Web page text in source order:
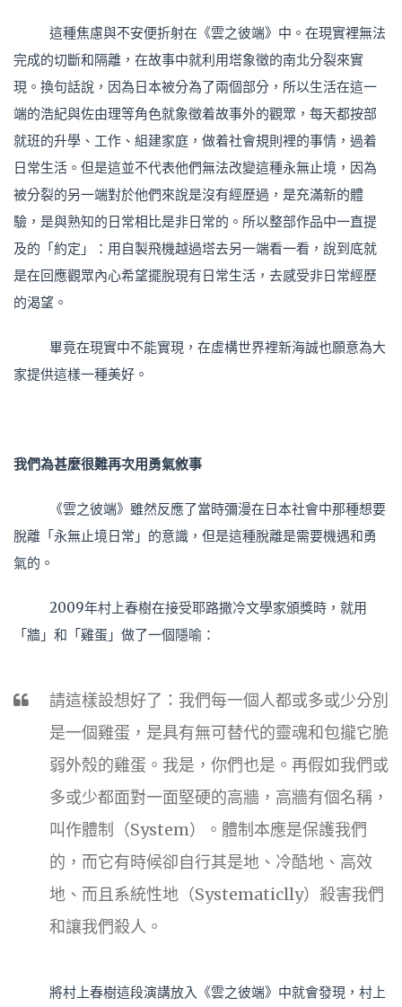
這種焦慮與不安便折射在《雲之彼端》中。在現實裡無法
完成的切斷和隔離，在故事中就利用塔象徵的南北分裂來實
現。換句話說，因為日本被分為了兩個部分，所以生活在這一
端的浩紀與佐由理等角色就象徵着故事外的觀眾，每天都按部
就班的升學、工作、組建家庭，做着社會規則裡的事情，過着
日常生活。但是這並不代表他們無法改變這種永無止境，因為
被分裂的另一端對於他們來說是沒有經歷過，是充滿新的體
驗，是與熟知的日常相比是非日常的。所以整部作品中一直提
及的「約定」：用自製飛機越過塔去另一端看一看，說到底就
是在回應觀眾內心希望擺脫現有日常生活，去感受非日常經歷
的渴望。
畢竟在現實中不能實現，在虛構世界裡新海誠也願意為大
家提供這樣一種美好。
我們為甚麼很難再次用勇氣敘事
《雲之彼端》雖然反應了當時彌漫在日本社會中那種想要
脫離「永無止境日常」的意識，但是這種脫離是需要機遇和勇
氣的。
2009年村上春樹在接受耶路撒冷文學家頒獎時，就用
「牆」和「雞蛋」做了一個隱喻：
請這樣設想好了：我們每一個人都或多或少分別
是一個雞蛋，是具有無可替代的靈魂和包攏它脆
弱外殼的雞蛋。我是，你們也是。再假如我們或
多或少都面對一面堅硬的高牆，高牆有個名稱，
叫作體制（System）。體制本應是保護我們
的，而它有時候卻自行其是地、冷酷地、高效
地、而且系統性地（Systematiclly）殺害我們
和讓我們殺人。
將村上春樹這段演講放入《雲之彼端》中就會發現，村上